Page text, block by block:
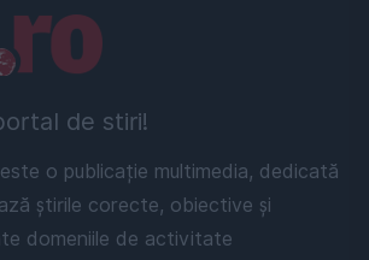
de stiri!
o publicație multimedia, dedicată
știrile corecte, obiective și
domeniile de activitate